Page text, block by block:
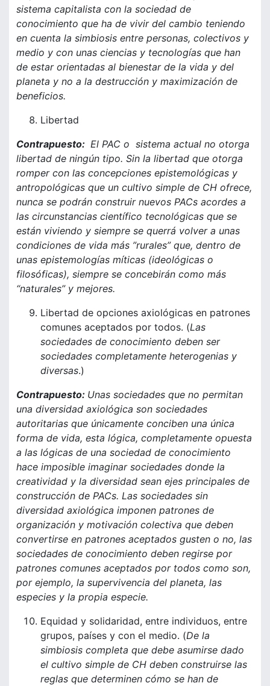
sistema capitalista con la sociedad de
conocimiento que ha de vivir del cambio teniendo
en cuenta la simbiosis entre personas, colectivos y
medio y con unas ciencias y tecnologías que han
de estar orientadas al bienestar de la vida y del
planeta y no a la destrucción y maximización de
beneficios.
Libertad
Contrapuesto: El PAC o sistema actual no otorga
libertad de ningún tipo. Sin la libertad que otorga
romper con las concepciones epistemológicas y
antropológicas que un cultivo simple de CH ofrece,
nunca se podrán construir nuevos PACs acordes a
las circunstancias científico tecnológicas que se
están viviendo y siempre se querrá volver a unas
condiciones de vida más ”rurales” que, dentro de
unas epistemologías míticas (ideológicas o
filosóficas), siempre se concebirán como más
“naturales” y mejores.
Libertad de opciones axiológicas en patrones
comunes aceptados por todos. (Las
sociedades de conocimiento deben ser
sociedades completamente heterogenias y
diversas.)
Contrapuesto: Unas sociedades que no permitan
una diversidad axiológica son sociedades
autoritarias que únicamente conciben una única
forma de vida, esta lógica, completamente opuesta
a las lógicas de una sociedad de conocimiento
hace imposible imaginar sociedades donde la
creatividad y la diversidad sean ejes principales de
construcción de PACs. Las sociedades sin
diversidad axiológica imponen patrones de
organización y motivación colectiva que deben
convertirse en patrones aceptados gusten o no, las
sociedades de conocimiento deben regirse por
patrones comunes aceptados por todos como son,
por ejemplo, la supervivencia del planeta, las
especies y la propia especie.
Equidad y solidaridad, entre individuos, entre
grupos, países y con el medio. (De la
simbiosis completa que debe asumirse dado
el cultivo simple de CH deben construirse las
reglas que determinen cómo se han de